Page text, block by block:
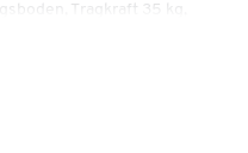
Tragkraft 35 kg,
Zuleitung
H 710 mm) mit